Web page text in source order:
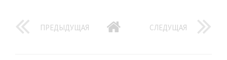
ПРЕДЫДУЩАЯ СЛЕДУЩАЯ